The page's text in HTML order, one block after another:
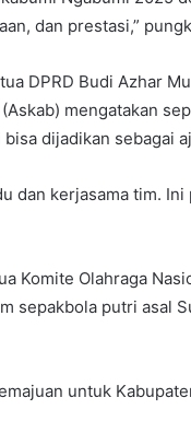
dan prestasi,”
DPRD Budi Azhar
mengatakan
dijadikan sebagai
dan kerjasama tim.
Komite Olahraga
sepakbola putri asal
untuk